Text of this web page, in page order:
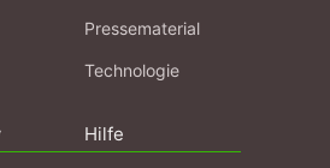
Pressematerial
Technologie
Hilfe